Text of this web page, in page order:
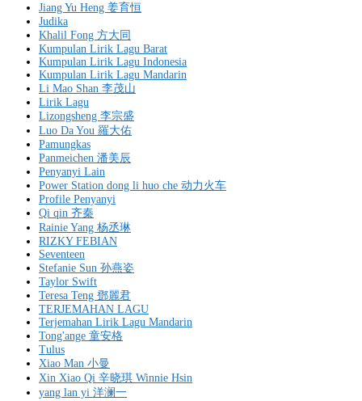
Jiang Yu Heng 姜育恒
Judika
Khalil Fong 方大同
Kumpulan Lirik Lagu Barat
Kumpulan Lirik Lagu Indonesia
Kumpulan Lirik Lagu Mandarin
Li Mao Shan 李茂山
Lirik Lagu
Lizongsheng 李宗盛
Luo Da You 羅大佑
Pamungkas
Panmeichen 潘美辰
Penyanyi Lain
Power Station dong li huo che 动力火车
Profile Penyanyi
Qi qin 齐秦
Rainie Yang 杨丞琳
RIZKY FEBIAN
Seventeen
Stefanie Sun 孙燕姿
Taylor Swift
Teresa Teng 鄧麗君
TERJEMAHAN LAGU
Terjemahan Lirik Lagu Mandarin
Tong'ange 童安格
Tulus
Xiao Man 小曼
Xin Xiao Qi 辛晓琪 Winnie Hsin
yang lan yi 洋澜一